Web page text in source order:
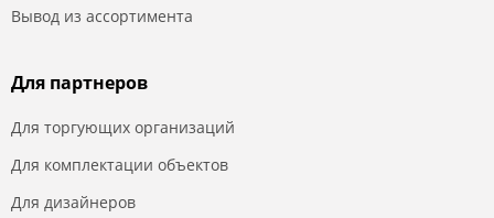
Вывод из ассортимента
Для партнеров
Для торгующих организаций
Для комплектации объектов
Для дизайнеров